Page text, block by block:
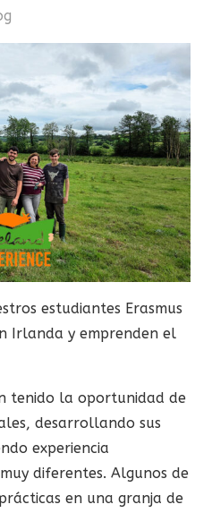
estudiantes Erasmus
Irlanda y emprenden el
tenido la oportunidad de
desarrollando sus
experiencia
diferentes. Algunos de
en una granja de